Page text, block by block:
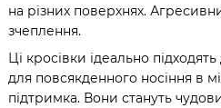
на різних поверхнях.
зчеплення.
Ці кросівки ідеально
для повсякденного носіння в
підтримка. Вони стануть